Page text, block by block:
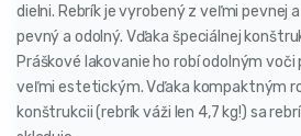
dielni. Rebrík je vyrobený z veľmi pevnej
pevný a odolný. Vďaka špeciálnej
Práškové lakovanie ho robí odolným
veľmi estetickým. Vďaka kompaktným
konštrukcii (rebrík váži len 4,7 kg!) sa